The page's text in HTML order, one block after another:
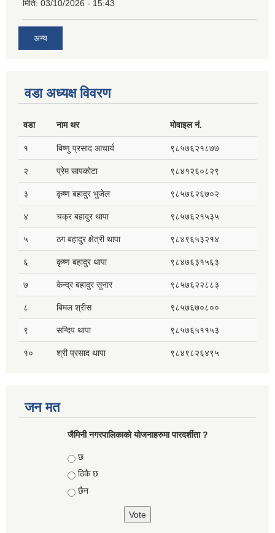
मिति: 03/10/2026 - 15:43
अन्य
वडा अध्यक्ष विवरण
वडा नाम थर मोवाइल नं.
१ बिष्णु प्रसाद आचार्य ९८५७६२१८७७
२ प्रेम सापकोटा ९८४१२६०८२९
३ कृष्ण बहादुर भुजेल ९८५७६२६७०२
४ चक्र बहादुर थापा ९८५७६२१५३५
५ ठग बहादुर क्षेत्री थापा ९८४९६५३२१४
६ कृष्ण बहादुर थापा ९८४७६३१५६३
७ केन्द्र बहादुर सुनार ९८५७६२२८८३
८ बिमल श्रीस ९८५७६७०८००
९ सन्दिप थापा ९८५७६५११५३
१० श्री प्रसाद थापा ९८४९८२६४९५
जन मत
जैमिनी नगरपालिकाको योजनाहरुमा पारदर्शीता ?
Choices
छ
ठिकै छ
छैन